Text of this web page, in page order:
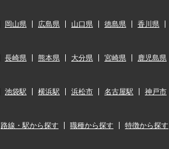
岡山県 広島県 山口県 徳島県 香川県
長崎県 熊本県 大分県 宮崎県 鹿児島県
池袋駅 横浜駅 浜松市 名古屋駅 神戸市
路線・駅から探す 職種から探す 特徴から探す